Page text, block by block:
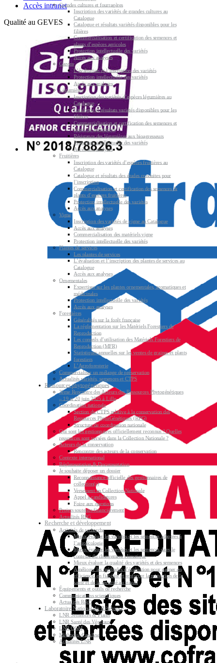
Accès intranet
Qualité au GEVES
Grandes cultures et fourragères
Inscription des variétés de grandes cultures au
Catalogue
Catalogue et résultats variétés disponibles pour les
filières
Commercialisation et certification des semences et
plants d’espèces agricoles
Protection intellectuelle des variétés
Accès aux analyses
Gazons
L’évaluation et l’inscription des variétés
Protection intellectuelle des variétés
Accès aux analyses
Légumières
Inscription des variétés d’espèces légumières au
Catalogue
Catalogue et résultats variétés disponibles pour les
filières
Commercialisation et certification des semences et
plants de légumières
Résistance des légumières aux bioagresseurs
Protection intellectuelle des variétés
Accès aux analyses
Fruitières
Inscription des variétés d’espèces fruitières au
Catalogue
Catalogue et résultats des études conduites pour
l’inscription
Commercialisation et certification des semences &
plants d’espèces fruitières
Protection intellectuelle des variétés
Accès aux analyses
Vigne
Inscription des variétés de vigne au Catalogue
Accès aux analyses
Commercialisation des matériels vigne
Protection intellectuelle des variétés
Plantes de services
Les plantes de services
L’évaluation et l’inscription des plantes de services au
Catalogue
Accès aux analyses
Ornementales
Expertises sur les plantes ornementales, aromatiques et
médicinales
Protection intellectuelle des variétés
Accès aux analyses
Forestières
Généralités sur la forêt française
La réglementation sur les Matériels Forestiers de
Reproduction
Les conseils d’utilisation des Matériels Forestiers de
Reproduction (MFR)
Statistiques annuelles sur les ventes de graines et plants
forestiers
L’Agroforesterie
Commercialiser un mélange de préservation
Actualités variétés, semences et CTPS
Ressources phytogénétiques
3ème Rencontre des Acteurs des Ressources Phytogénétiques
– 19 et 20 juin 2025 à Lille
Coordination nationale
Section du CTPS relative à la conservation des
Ressources PhytoGénétiques (RPG)
Structure de coordination nationale
Qui sont les gestionnaires officiellement reconnus ? Quelles
ressources sont versées dans la Collection Nationale ?
Acteurs de la conservation
Rencontre des acteurs de la conservation
Contexte international
Réglementation & Documentation
Je souhaite déposer un dossier
Reconnaissance officielle des gestionnaires de
collection(s)
Versement en Collection Nationale
Appel à candidatures
Foire aux questions
Projets soutenus financièrement
Actualités RPG
Recherche et développement
Activités de recherche
Mieux évaluer les variétés et les semences adaptées à
l’agroécologie
Mieux évaluer les variétés et les semences dans le
contexte du changement climatique
Mieux évaluer la qualité des variétés et des semences
Améliorer les méthodes d’évaluation pour gagner en
efficience, en fiabilité et renforcer la protection de la
santé et de la sécurité au travail
Équipements et outils de recherche
Communications scientifiques
Actualités R&D
Laboratoire National de Référence
LNR Semences & Plants
LNR Santé des Végétaux
LNR OGM
Méthodes d’analyse
Actualités LNR